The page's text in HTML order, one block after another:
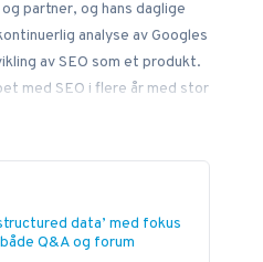
partner, og hans daglige
analyse av Googles
av SEO som et produkt.
med SEO i flere år med stor
sin kunnskap om hvordan
hos blant annet Search
og Detailfolk. Han
digital mediestrategi ved
data’ med fokus
Q&A og forum